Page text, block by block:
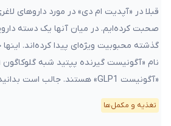
قبلا در «آپدیت ام دی» در مورد داروهای
صحبت کرده‌ایم. در میان آنها یک دسته
گذشته محبوبیت ویژه‌ای پیدا کرده‌اند.
«آگونیست GLP1» هستند. جالب است بدانید اغلب این […]
تغذیه و مکمل‌ها